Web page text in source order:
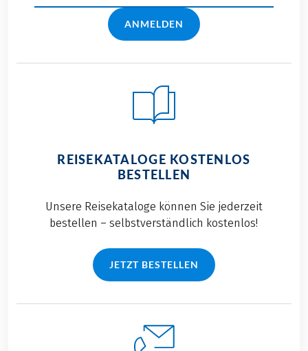
ANMELDEN
REISEKATALOGE KOSTENLOS
BESTELLEN
Unsere Reisekataloge können Sie jederzeit
bestellen – selbstverständlich kostenlos!
JETZT BESTELLEN